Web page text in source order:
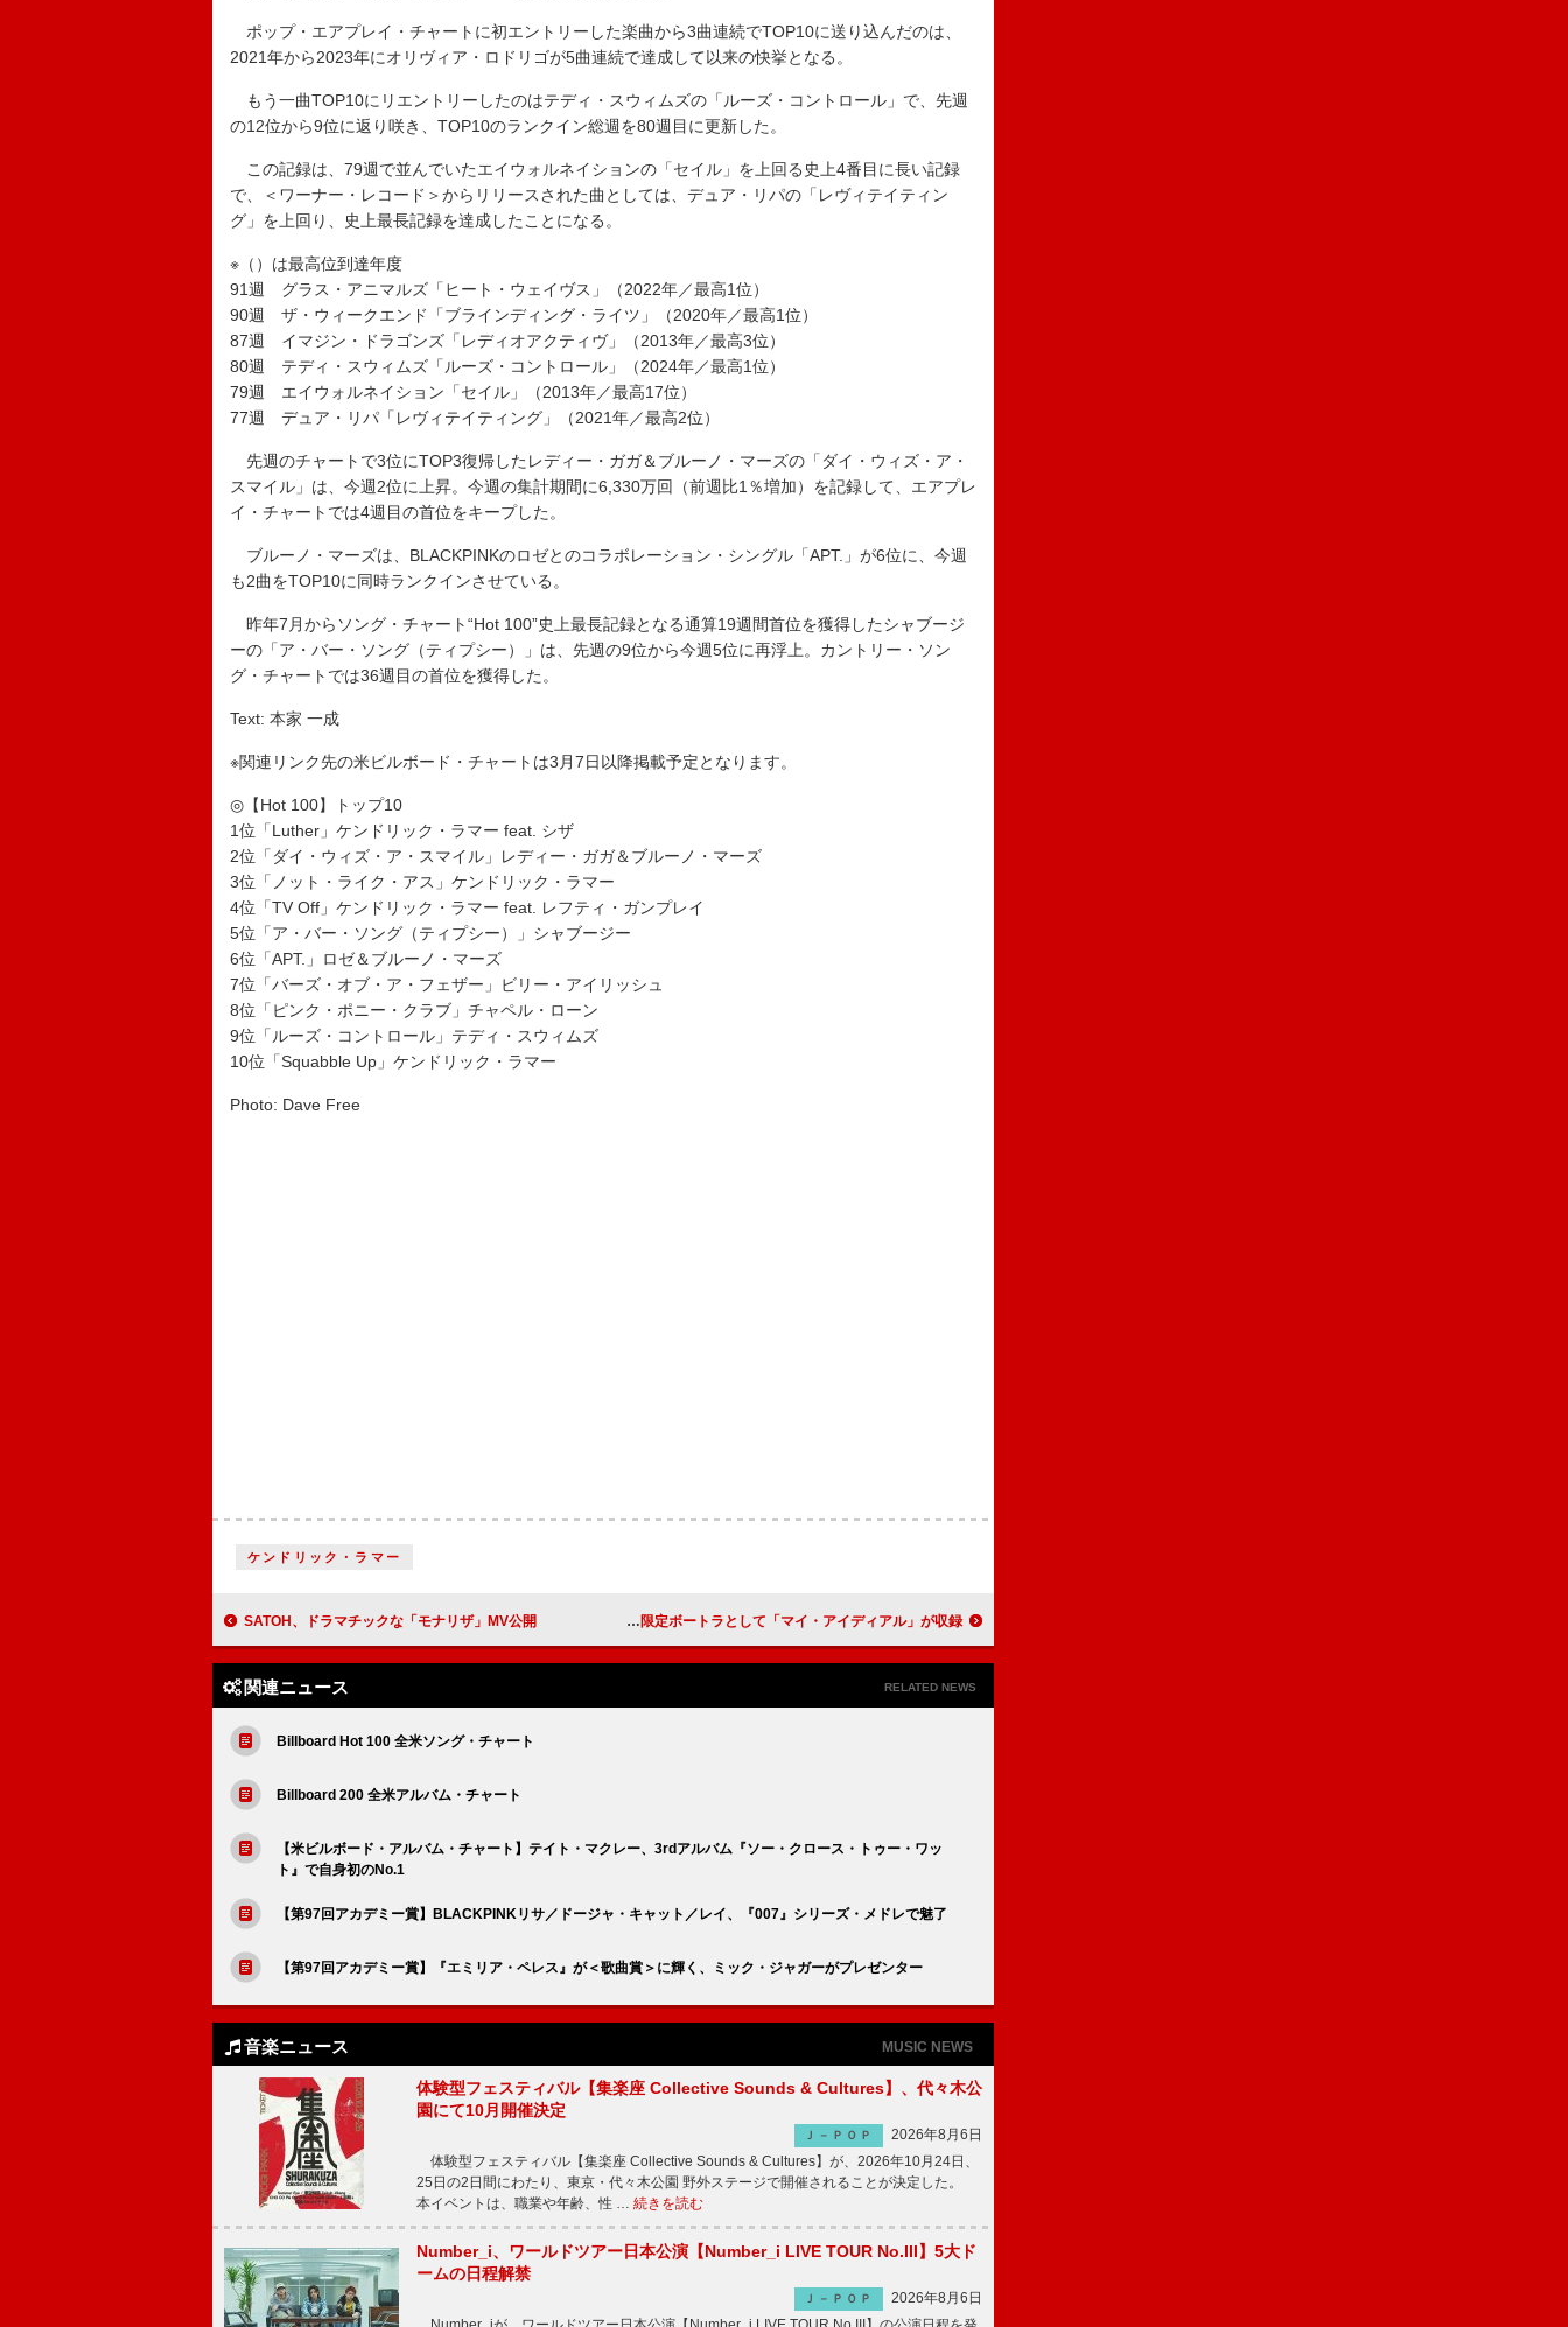
ポップ・エアプレイ・チャートに初エントリーした楽曲から3曲連続でTOP10に送り込んだのは、
2021年から2023年にオリヴィア・ロドリゴが5曲連続で達成して以来の快挙となる。
もう一曲TOP10にリエントリーしたのはテディ・スウィムズの「ルーズ・コントロール」で、先週
の12位から9位に返り咲き、TOP10のランクイン総週を80週目に更新した。
この記録は、79週で並んでいたエイウォルネイションの「セイル」を上回る史上4番目に長い記録
で、＜ワーナー・レコード＞からリリースされた曲としては、デュア・リパの「レヴィテイティン
グ」を上回り、史上最長記録を達成したことになる。
※（）は最高位到達年度
91週 グラス・アニマルズ「ヒート・ウェイヴス」（2022年／最高1位）
90週 ザ・ウィークエンド「ブラインディング・ライツ」（2020年／最高1位）
87週 イマジン・ドラゴンズ「レディオアクティヴ」（2013年／最高3位）
80週 テディ・スウィムズ「ルーズ・コントロール」（2024年／最高1位）
79週 エイウォルネイション「セイル」（2013年／最高17位）
77週 デュア・リパ「レヴィテイティング」（2021年／最高2位）
先週のチャートで3位にTOP3復帰したレディー・ガガ＆ブルーノ・マーズの「ダイ・ウィズ・ア・
スマイル」は、今週2位に上昇。今週の集計期間に6,330万回（前週比1％増加）を記録して、エアプレ
イ・チャートでは4週目の首位をキープした。
ブルーノ・マーズは、BLACKPINKのロゼとのコラボレーション・シングル「APT.」が6位に、今週
も2曲をTOP10に同時ランクインさせている。
昨年7月からソング・チャート“Hot 100”史上最長記録となる通算19週間首位を獲得したシャブージ
ーの「ア・バー・ソング（ティプシー）」は、先週の9位から今週5位に再浮上。カントリー・ソン
グ・チャートでは36週目の首位を獲得した。
Text: 本家 一成
※関連リンク先の米ビルボード・チャートは3月7日以降掲載予定となります。
◎【Hot 100】トップ10
1位「Luther」ケンドリック・ラマー feat. シザ
2位「ダイ・ウィズ・ア・スマイル」レディー・ガガ＆ブルーノ・マーズ
3位「ノット・ライク・アス」ケンドリック・ラマー
4位「TV Off」ケンドリック・ラマー feat. レフティ・ガンプレイ
5位「ア・バー・ソング（ティプシー）」シャブージー
6位「APT.」ロゼ＆ブルーノ・マーズ
7位「バーズ・オブ・ア・フェザー」ビリー・アイリッシュ
8位「ピンク・ポニー・クラブ」チャペル・ローン
9位「ルーズ・コントロール」テディ・スウィムズ
10位「Squabble Up」ケンドリック・ラマー
Photo: Dave Free
ケンドリック・ラマー
SATOH、ドラマチックな「モナリザ」MV公開 メイ・シモネス、『チェット・ベイカー・リイマジンド』に日本盤限定ボートラとして「マイ・アイディアル」が収録
関連ニュース RELATED NEWS
Billboard Hot 100 全米ソング・チャート
Billboard 200 全米アルバム・チャート
【米ビルボード・アルバム・チャート】テイト・マクレー、3rdアルバム『ソー・クロース・トゥー・ワッ
ト』で自身初のNo.1
【第97回アカデミー賞】BLACKPINKリサ／ドージャ・キャット／レイ、『007』シリーズ・メドレで魅了
【第97回アカデミー賞】『エミリア・ペレス』が＜歌曲賞＞に輝く、ミック・ジャガーがプレゼンター
音楽ニュース MUSIC NEWS
体験型フェスティバル【集楽座 Collective Sounds & Cultures】、代々木公
園にて10月開催決定
Ｊ－ＰＯＰ
2026年8月6日
体験型フェスティバル【集楽座 Collective Sounds & Cultures】が、2026年10月24日、
25日の2日間にわたり、東京・代々木公園 野外ステージで開催されることが決定した。
本イベントは、職業や年齢、性 … 続きを読む
Number_i、ワールドツアー日本公演【Number_i LIVE TOUR No.III】5大ド
ームの日程解禁
Ｊ－ＰＯＰ
2026年8月6日